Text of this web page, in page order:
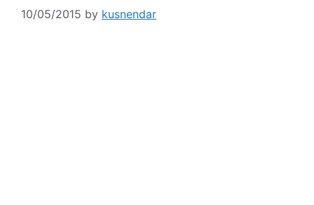
10/05/2015 by kusnendar